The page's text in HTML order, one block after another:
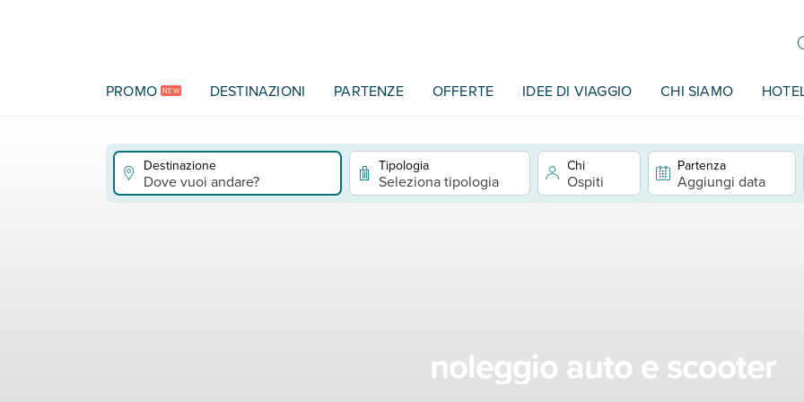
PROMO NEW DESTINAZIONI PARTENZE OFFERTE IDEE DI VIAGGIO CHI SIAMO
Destinazione
Dove vuoi andare?
Tipologia
Seleziona tipologia
Chi
Ospiti
Partenza
Aggiungi data
noleggio auto e scooter